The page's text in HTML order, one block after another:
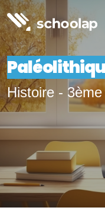
Histoire -